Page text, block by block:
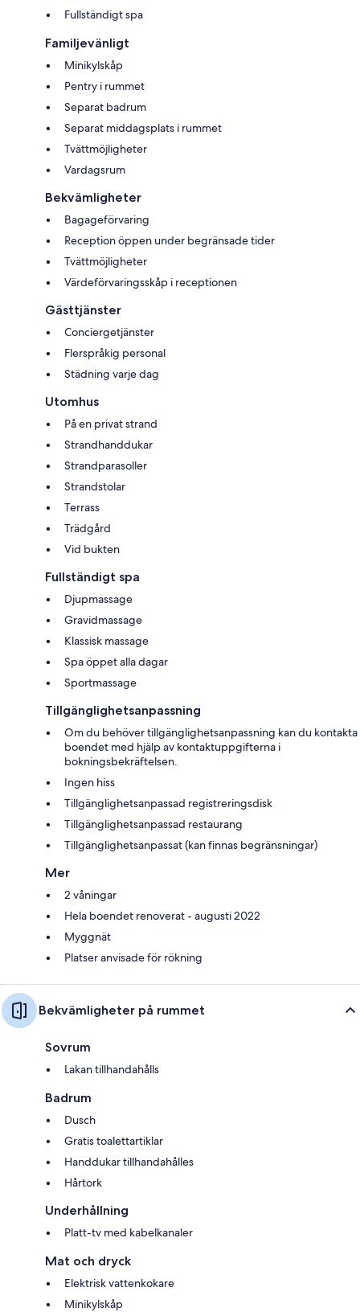
Fullständigt spa
Familjevänligt
Minikylskåp
Pentry i rummet
Separat badrum
Separat middagsplats i rummet
Tvättmöjligheter
Vardagsrum
Bekvämligheter
Bagageförvaring
Reception öppen under begränsade tider
Tvättmöjligheter
Värdeförvaringsskåp i receptionen
Gästtjänster
Conciergetjänster
Flerspråkig personal
Städning varje dag
Utomhus
På en privat strand
Strandhanddukar
Strandparasoller
Strandstolar
Terrass
Trädgård
Vid bukten
Fullständigt spa
Djupmassage
Gravidmassage
Klassisk massage
Spa öppet alla dagar
Sportmassage
Tillgänglighetsanpassning
Om du behöver tillgänglighetsanpassning kan du kontakta
boendet med hjälp av kontaktuppgifterna i
bokningsbekräftelsen.
Ingen hiss
Tillgänglighetsanpassad registreringsdisk
Tillgänglighetsanpassad restaurang
Tillgänglighetsanpassat (kan finnas begränsningar)
Mer
2 våningar
Hela boendet renoverat - augusti 2022
Myggnät
Platser anvisade för rökning
Bekvämligheter på rummet
Sovrum
Lakan tillhandahålls
Badrum
Dusch
Gratis toalettartiklar
Handdukar tillhandahålles
Hårtork
Underhållning
Platt-tv med kabelkanaler
Mat och dryck
Elektrisk vattenkokare
Minikylskåp